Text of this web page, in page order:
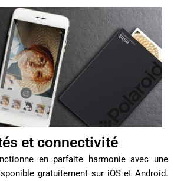
et connectivité
en parfaite harmonie avec une
gratuitement sur iOS et Android.